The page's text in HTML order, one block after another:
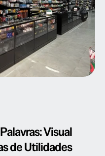
Visual
de Utilidades